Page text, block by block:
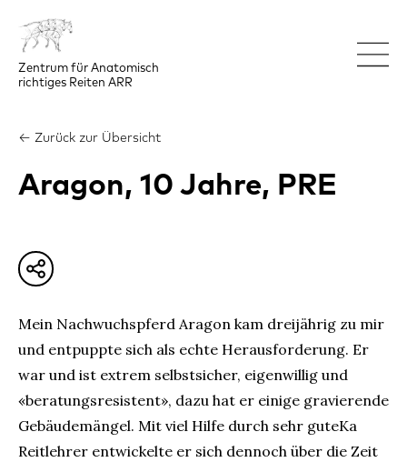
Zentrum für Anatomisch
richtiges Reiten ARR
← Zurück zur Übersicht
Aragon, 10 Jahre, PRE
Mein Nachwuchspferd Aragon kam dreijährig zu mir
und entpuppte sich als echte Herausforderung. Er
war und ist extrem selbstsicher, eigenwillig und
«beratungsresistent», dazu hat er einige gravierende
Gebäudemängel. Mit viel Hilfe durch sehr guteKa
Reitlehrer entwickelte er sich dennoch über die Zeit